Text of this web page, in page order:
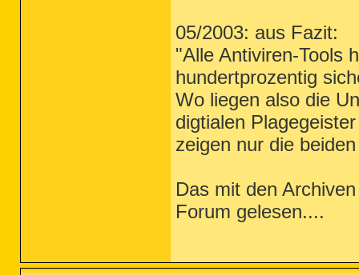
05/2003: aus Fazit:
"Alle Antiviren-Tools
hundertprozentig
Wo liegen also die
digtialen
zeigen nur die
Das mit den
Forum gelesen....